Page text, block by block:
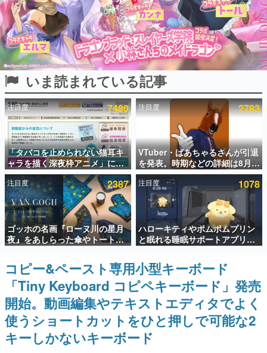
アプリセール情報
インタビュー
連載・特集一覧
殿堂入り記事
SNS拡散数が数千以上！ ページビュー数万以上！ などな
ど。多くの人々に読まれた、電ファミ渾身の“殿堂入り”記
事をまとめました。
ゲームの企画書
名作ゲームクリエイターの方々に製作時のエピソードをお
聞きし、ヒットする企画（ゲーム）とは何か？を探ってい
きます。
赫本
この物語を解いてはいけない。『赫本』は、〈試験問題〉
の形をした短編ホラー小説集です。
新世代に訊く
これからのデジタルゲーム市場を担う若きクリエイター達
の姿を追い、彼らのルーツと情熱を探っていきます。
ゲーム世代の作家たち
ゲームに多大な影響を受けた作家さんに取材し、ゲームが
日本のコンテンツ産業やカルチャーに与えた影響を探る企
画です。
日本モバイルゲーム産業史
日本のモバイルゲーム史における主要なトピック・タイト
ルを網羅するほか、開発者へのインタビューや識者による
解説を掲載。約20年の歴史が一望できる決定版！
いま読まれている記事
注目度 7480
「タバコを止められない猫耳キ
ャラを描く深夜枠アニメ」に視
聴者の一部から批判意見。違法
薬物の使用と思しき描写も含め
て、BPOが議論を交わす
注目度 2783
VTuber・ばあちゃるさんが引退
を発表。時期などの詳細は8月9
日15時からの配信で説明
注目度 2387
ゴッホの名画『ローヌ川の星月
夜』をあしらった傘やトートバ
ッグなどが登場。8月7日21時よ
り2日間限定で予約販売
注目度 1078
ハローキティやポムポムプリン
と眠れる睡眠サポートアプリ
『ゆめたび』が配信中。キャラ
ごとのASMRや目覚ましアラー
ムも搭載
コピー&ペースト専用小型キーボード
「Tiny Keyboard コピペキーボード」発売
開始。動画編集やテキストエディタでよく
使うショートカットをひと押しで可能な2
キーしかないキーボード